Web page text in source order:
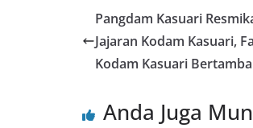
Pangdam Kasuari
Jajaran Kodam Kasuari,
Kodam Kasuari
Anda Juga